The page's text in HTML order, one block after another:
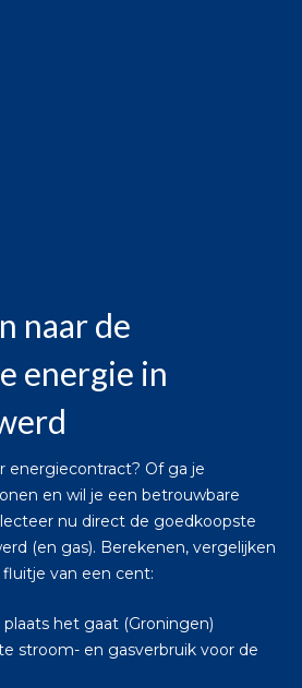
naar de
energie in
energiecontract? Of ga je
en wil je een betrouwbare
nu direct de goedkoopste
(en gas). Berekenen, vergelijken
van een cent:
het gaat (Groningen)
stroom- en gasverbruik voor de